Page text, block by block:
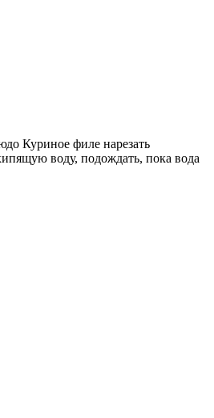
Куриное филе нарезать
воду, подождать, пока вода